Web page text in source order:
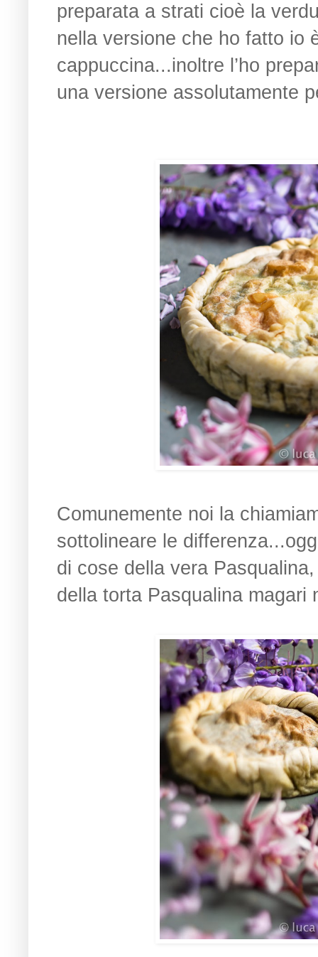
preparata a strati cioè la
nella versione che ho fatto io
cappuccina...inoltre l’ho
una versione assolutamente
Comunemente noi la
sottolineare le
di cose della vera
della torta Pasqualina